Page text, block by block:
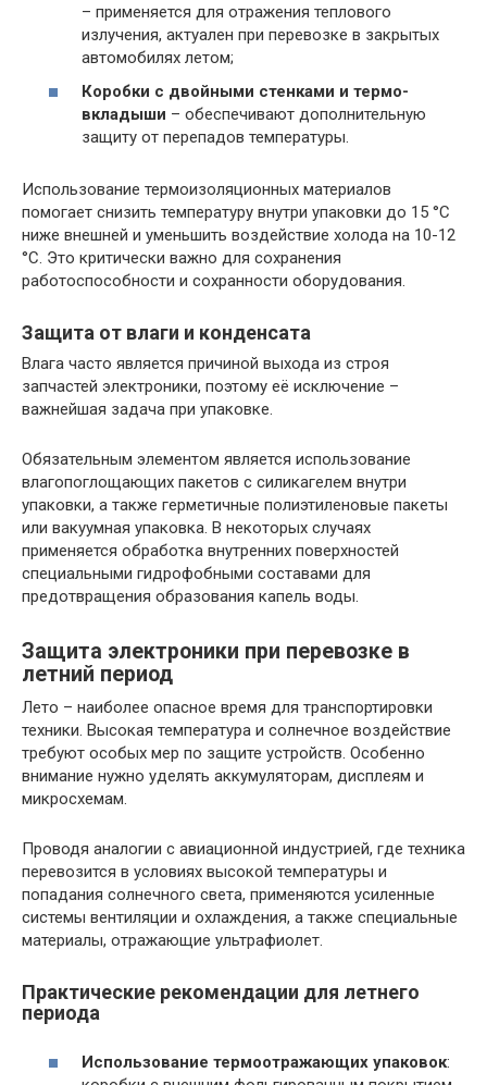
– применяется для отражения теплового
излучения, актуален при перевозке в закрытых
автомобилях летом;
Коробки с двойными стенками и термо-
вкладыши – обеспечивают дополнительную
защиту от перепадов температуры.
Использование термоизоляционных материалов
помогает снизить температуру внутри упаковки до 15 °C
ниже внешней и уменьшить воздействие холода на 10-12
°C. Это критически важно для сохранения
работоспособности и сохранности оборудования.
Защита от влаги и конденсата
Влага часто является причиной выхода из строя
запчастей электроники, поэтому её исключение –
важнейшая задача при упаковке.
Обязательным элементом является использование
влагопоглощающих пакетов с силикагелем внутри
упаковки, а также герметичные полиэтиленовые пакеты
или вакуумная упаковка. В некоторых случаях
применяется обработка внутренних поверхностей
специальными гидрофобными составами для
предотвращения образования капель воды.
Защита электроники при перевозке в
летний период
Лето – наиболее опасное время для транспортировки
техники. Высокая температура и солнечное воздействие
требуют особых мер по защите устройств. Особенно
внимание нужно уделять аккумуляторам, дисплеям и
микросхемам.
Проводя аналогии с авиационной индустрией, где техника
перевозится в условиях высокой температуры и
попадания солнечного света, применяются усиленные
системы вентиляции и охлаждения, а также специальные
материалы, отражающие ультрафиолет.
Практические рекомендации для летнего
периода
Использование термоотражающих упаковок: